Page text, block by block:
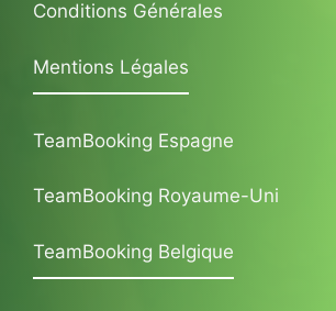
Conditions Générales
Mentions Légales
TeamBooking Espagne
TeamBooking Royaume-Uni
TeamBooking Belgique